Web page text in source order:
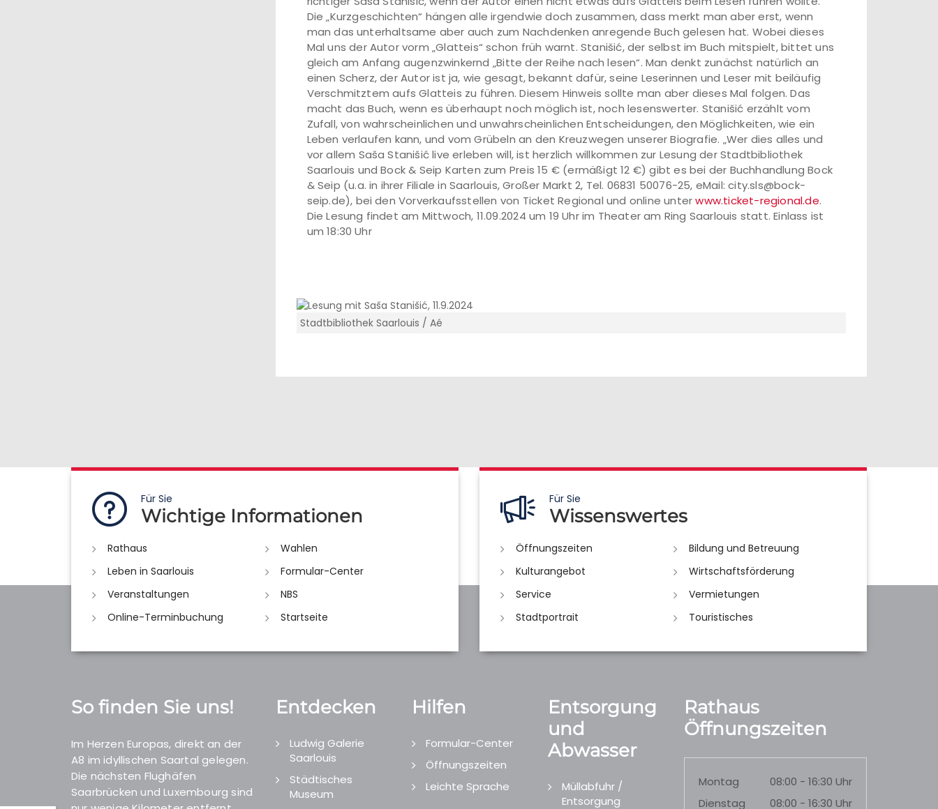
Die „Kurzgeschichten“ hängen alle irgendwie doch zusammen, dass merkt man aber erst, wenn
man das unterhaltsame aber auch zum Nachdenken anregende Buch gelesen hat. Wobei dieses
Mal uns der Autor vorm „Glatteis“ schon früh warnt. Stanišić, der selbst im Buch mitspielt, bittet uns
gleich am Anfang augenzwinkernd „Bitte der Reihe nach lesen“. Man denkt zunächst natürlich an
einen Scherz, der Autor ist ja, wie gesagt, bekannt dafür, seine Leserinnen und Leser mit beiläufig
Verschmitztem aufs Glatteis zu führen. Diesem Hinweis sollte man aber dieses Mal folgen. Das
macht das Buch, wenn es überhaupt noch möglich ist, noch lesenswerter. Stanišić erzählt vom
Zufall, von wahrscheinlichen und unwahrscheinlichen Entscheidungen, den Möglichkeiten, wie ein
Leben verlaufen kann, und vom Grübeln an den Kreuzwegen unserer Biografie. „Wer dies alles und
vor allem Saša Stanišić live erleben will, ist herzlich willkommen zur Lesung der Stadtbibliothek
Saarlouis und Bock & Seip Karten zum Preis 15 € (ermäßigt 12 €) gibt es bei der Buchhandlung Bock
& Seip (u.a. in ihrer Filiale in Saarlouis, Großer Markt 2, Tel. 06831 50076-25, eMail: city.sls@bock-
seip.de), bei den Vorverkaufsstellen von Ticket Regional und online unterwww.ticket-regional.de.
Die Lesung findet am Mittwoch, 11.09.2024 um 19 Uhr im Theater am Ring Saarlouis statt. Einlass ist
um 18:30 Uhr
Stadtbibliothek Saarlouis / Aé
Für Sie
Wichtige Informationen
Rathaus
Wahlen
Leben in Saarlouis
Formular-Center
Veranstaltungen
NBS
Online-Terminbuchung
Startseite
Für Sie
Wissenswertes
Öffnungszeiten
Bildung und Betreuung
Kulturangebot
Wirtschaftsförderung
Service
Vermietungen
Stadtportrait
Touristisches
So finden Sie uns!
Im Herzen Europas, direkt an der
A8 im idyllischen Saartal gelegen.
Die nächsten Flughäfen
Saarbrücken und Luxembourg sind
Entdecken
Ludwig Galerie
Saarlouis
Städtisches
Museum
Hilfen
Formular-Center
Öffnungszeiten
Leichte Sprache
Entsorgung
und
Abwasser
Müllabfuhr /
Entsorgung
Rathaus
Öffnungszeiten
Montag
08:00 - 16:30 Uhr
Dienstag
08:00 - 16:30 Uhr